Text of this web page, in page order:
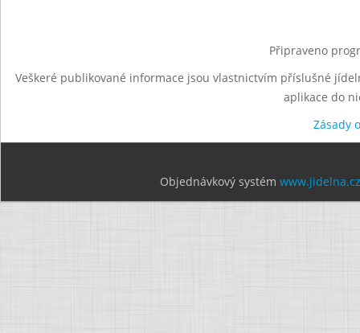
Připraveno
Veškeré publikované informace jsou vlastnictvím příslušné
aplikace do
Zásady
Objednávkový systém www.jidelna.cz